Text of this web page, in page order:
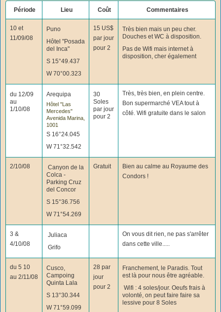
Période Lieu Coût Commentaires
10 et
11/09/08
Puno
Hôtel "Posada
del Inca"
S 15°49.437
W 70°00.323
15 US$
par jour
pour 2
Très bien mais un peu cher.
Douches et WC à disposition.
Pas de Wifi mais internet à
disposition, cher également
du 12/09
au
1/10/08
Arequipa
Hôtel "Las
Mercedes"
Avenida Marina,
1001
S 16°24.045
W 71°32.542
30
Soles
par jour
pour 2
Très, très bien, en plein centre.
Bon supermarché VEA tout à
côté. Wifi gratuite dans le salon
2/10/08
Canyon de la
Colca -
Parking Cruz
del Concor
S 15°36.756
W 71°54.269
Gratuit
Bien au calme au Royaume des
Condors !
3 &
4/10/08
Juliaca
Grifo
On vous dit rien, ne pas s'arrêter
dans cette ville.....
du 5 10
au 2/11/08
Cusco,
Campoing
Quinta Lala
S 13°30.344
W 71°59.099
28 par
jour
pour 2
Franchement, le Paradis. Tout
est là pour nous être agréable.
Wifi : 4 soles/jour. Oeufs frais à
volonté, on peut faire faire sa
lessive pour 8 Soles